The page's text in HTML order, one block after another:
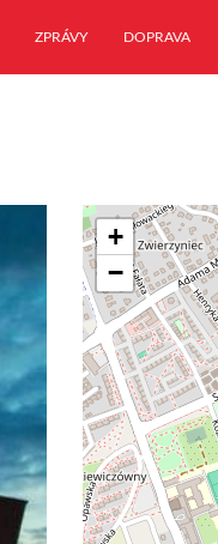
ZPRÁVY DOPRAVA
+
−